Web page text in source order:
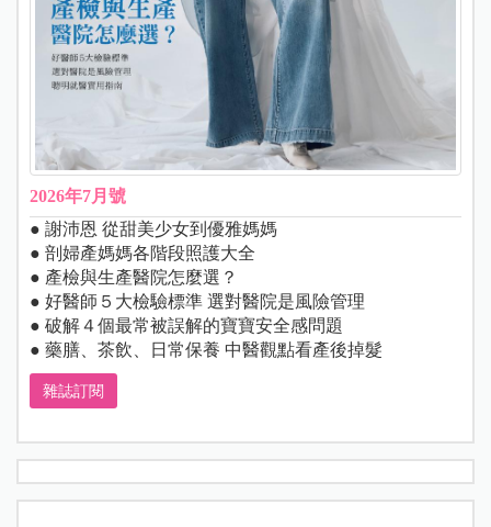
2026年7月號
● 謝沛恩 從甜美少女到優雅媽媽
● 剖婦產媽媽各階段照護大全
● 產檢與生產醫院怎麼選？
● 好醫師５大檢驗標準 選對醫院是風險管理
● 破解４個最常被誤解的寶寶安全感問題
● 藥膳、茶飲、日常保養 中醫觀點看產後掉髮
雜誌訂閱